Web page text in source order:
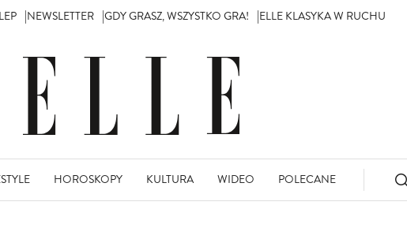
NEWSLETTER GDY GRASZ, WSZYSTKO GRA! ELLE KLASYKA W RUCHU
HOROSKOPY KULTURA WIDEO POLECANE